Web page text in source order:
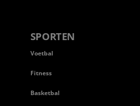
SPORTEN
Voetbal
Fitness
Basketbal